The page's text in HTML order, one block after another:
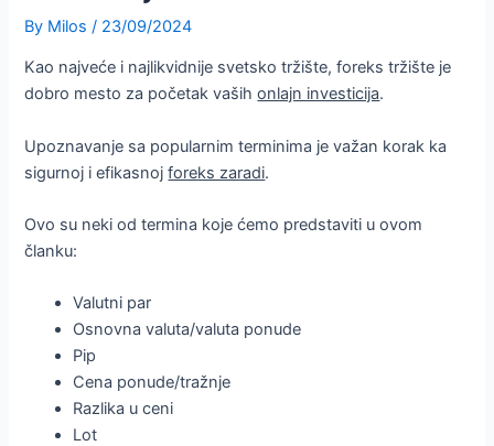
By Milos/ 23/09/2024
Kao najveće i najlikvidnije svetsko tržište, foreks tržište je
dobro mesto za početak vašihonlajn investicija.
Upoznavanje sa popularnim terminima je važan korak ka
sigurnoj i efikasnojforeks zaradi.
Ovo su neki od termina koje ćemo predstaviti u ovom
članku:
Valutni par
Osnovna valuta/valuta ponude
Pip
Cena ponude/tražnje
Razlika u ceni
Lot